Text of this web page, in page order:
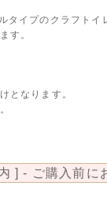
タイプのクラフトイ
す。
となります。
] - ご購入前に